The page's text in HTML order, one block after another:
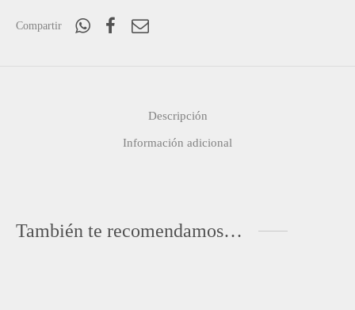
Compartir
Descripción
Información adicional
También te recomendamos…